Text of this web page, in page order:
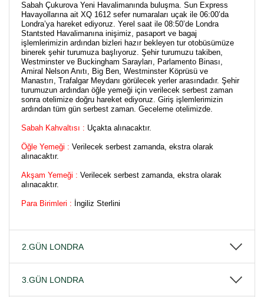
Sabah Çukurova Yeni Havalimanında buluşma. Sun Express
Havayollarına ait XQ 1612 sefer numaraları uçak ile 06:00’da
Londra’ya hareket ediyoruz. Yerel saat ile 08:50’de Londra
Stantsted Havalimanına inişimiz, pasaport ve bagaj
işlemlerimizin ardından bizleri hazır bekleyen tur otobüsümüze
binerek şehir turumuza başlıyoruz. Şehir turumuzu takiben,
Westminster ve Buckingham Sarayları, Parlamento Binası,
Amiral Nelson Anıtı, Big Ben, Westminster Köprüsü ve
Manastırı, Trafalgar Meydanı görülecek yerler arasındadır. Şehir
turumuzun ardından öğle yemeği için verilecek serbest zaman
sonra otelimize doğru hareket ediyoruz. Giriş işlemlerimizin
ardından tüm gün serbest zaman. Geceleme otelimizde.
Sabah Kahvaltısı : Uçakta alınacaktır.
Öğle Yemeği : Verilecek serbest zamanda, ekstra olarak
alınacaktır.
Akşam Yemeği : Verilecek serbest zamanda, ekstra olarak
alınacaktır.
Para Birimleri : İngiliz Sterlini
2.GÜN LONDRA
3.GÜN LONDRA